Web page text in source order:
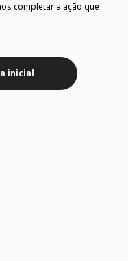
completar a ação que
inicial